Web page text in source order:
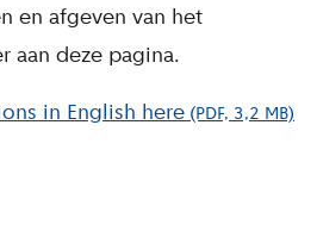
en afgeven van het
aan deze pagina.
in English here (PDF, 3,2 MB)